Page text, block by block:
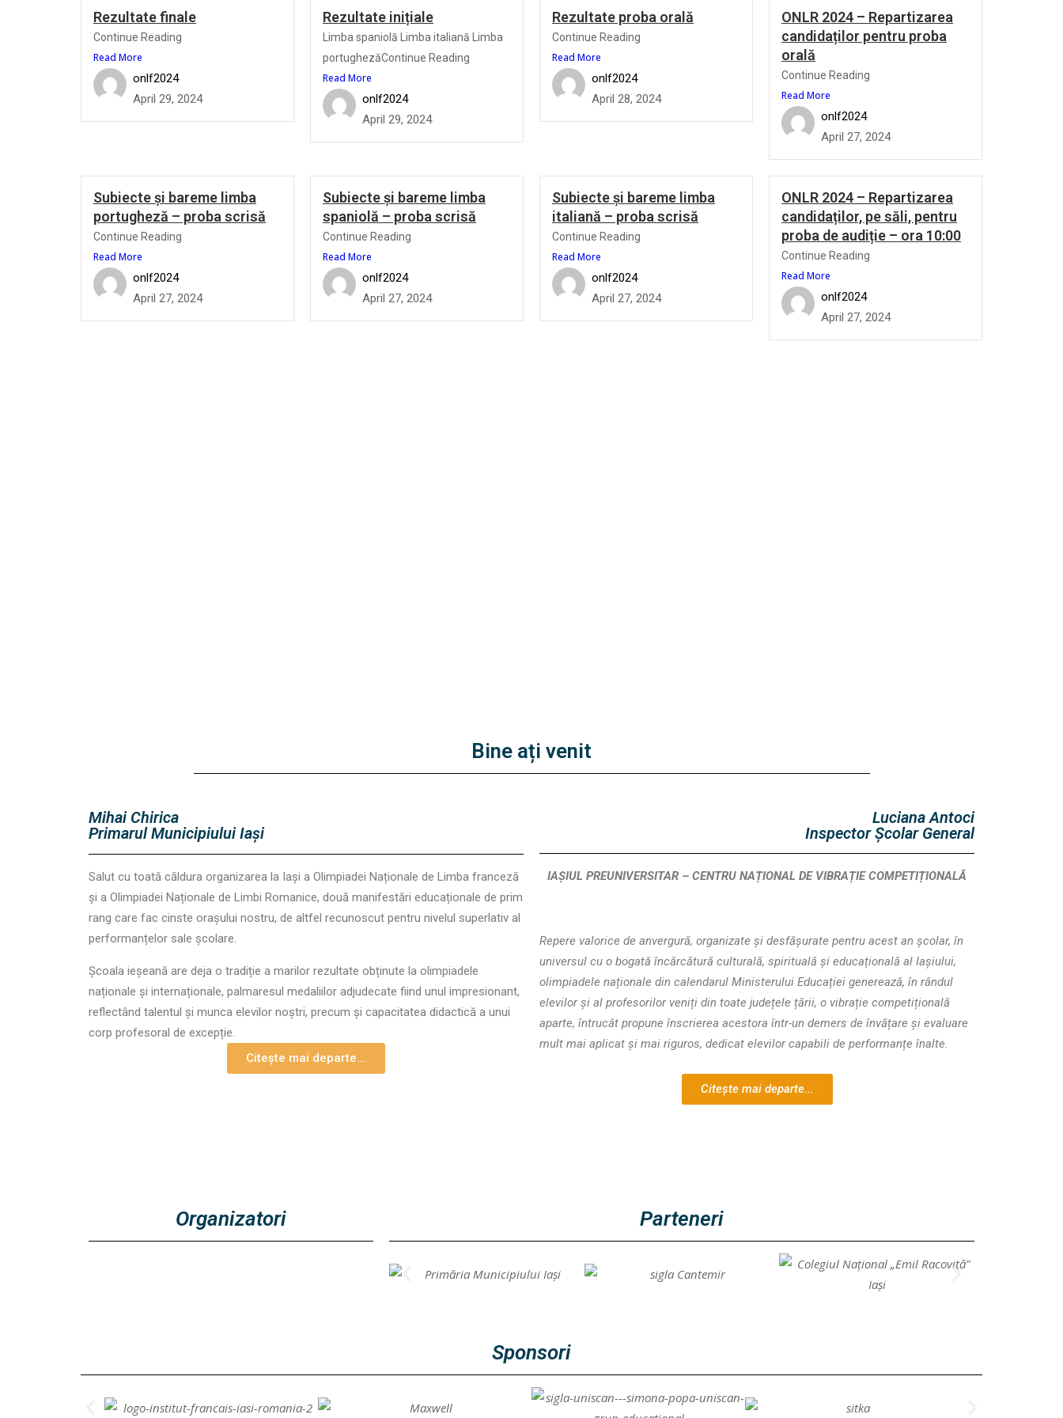
Rezultate finale
Continue Reading
Read More
onlf2024
April 29, 2024
Rezultate inițiale
Limba spaniolă Limba italiană Limba
portughezăContinue Reading
Read More
onlf2024
April 29, 2024
Rezultate proba orală
Continue Reading
Read More
onlf2024
April 28, 2024
ONLR 2024 – Repartizarea
candidaților pentru proba
orală
Continue Reading
Read More
onlf2024
April 27, 2024
Subiecte și bareme limba
portugheză – proba scrisă
Continue Reading
Read More
onlf2024
April 27, 2024
Subiecte și bareme limba
spaniolă – proba scrisă
Continue Reading
Read More
onlf2024
April 27, 2024
Subiecte și bareme limba
italiană – proba scrisă
Continue Reading
Read More
onlf2024
April 27, 2024
ONLR 2024 – Repartizarea
candidaților, pe săli, pentru
proba de audiție – ora 10:00
Continue Reading
Read More
onlf2024
April 27, 2024
Bine ați venit
Mihai Chirica
Primarul Municipiului Iași
Salut cu toată căldura organizarea la Iași a Olimpiadei Naționale de Limba franceză
și a Olimpiadei Naționale de Limbi Romanice, două manifestări educaționale de prim
rang care fac cinste orașului nostru, de altfel recunoscut pentru nivelul superlativ al
performanțelor sale școlare.
Școala ieșeană are deja o tradiție a marilor rezultate obținute la olimpiadele
naționale și internaționale, palmaresul medaliilor adjudecate fiind unul impresionant,
reflectând talentul și munca elevilor noștri, precum și capacitatea didactică a unui
corp profesoral de excepție.
Citește mai departe...
Luciana Antoci
Inspector Școlar General
IAȘIUL PREUNIVERSITAR – CENTRU NAȚIONAL DE VIBRAȚIE COMPETIȚIONALĂ
Repere valorice de anvergură, organizate și desfășurate pentru acest an școlar, în
universul cu o bogată încărcătură culturală, spirituală și educațională al Iașiului,
olimpiadele naționale din calendarul Ministerului Educației generează, în rândul
elevilor și al profesorilor veniți din toate județele țării, o vibrație competițională
aparte, întrucât propune înscrierea acestora într-un demers de învățare și evaluare
mult mai aplicat și mai riguros, dedicat elevilor capabili de performanțe înalte.
Citește mai departe...
Organizatori Parteneri
Sponsori